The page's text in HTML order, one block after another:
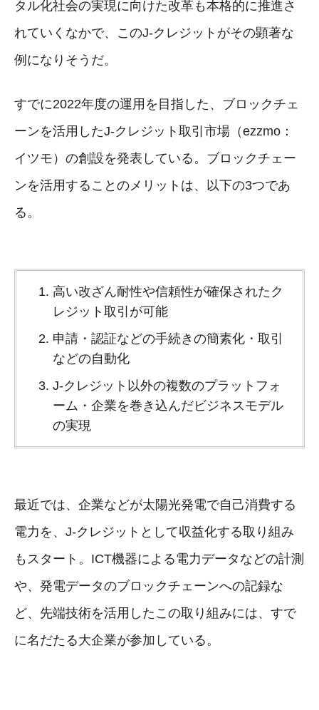
タル化社会の実現に向けた改革も本格的に推進さ
れていくなかで、このJ-クレジットがその顕著な
例になりそうだ。
すでに2022年度の運用を目指した、ブロックチェ
ーンを活用したJ-クレジット取引市場（ezzmo：
イツモ）の創設を発表している。ブロックチェー
ンを活用することのメリットは、以下の3つであ
る。
高い改ざん耐性や信頼性が確保されたク
レジット取引が可能
申請・認証などの手続きの簡素化・取引
などの自動化
J-クレジット以外の複数のプラットフォ
ーム・企業を巻き込んだビジネスモデル
の実現
最近では、企業などが太陽光発電で自己消費する
電力を、J-クレジットとして収益化する取り組み
もスタート。ICT機器による電力データなどの計測
や、発電データのブロックチェーンへの記録な
ど、先端技術を活用したこの取り組みには、すで
に名だたる大企業が参加している。